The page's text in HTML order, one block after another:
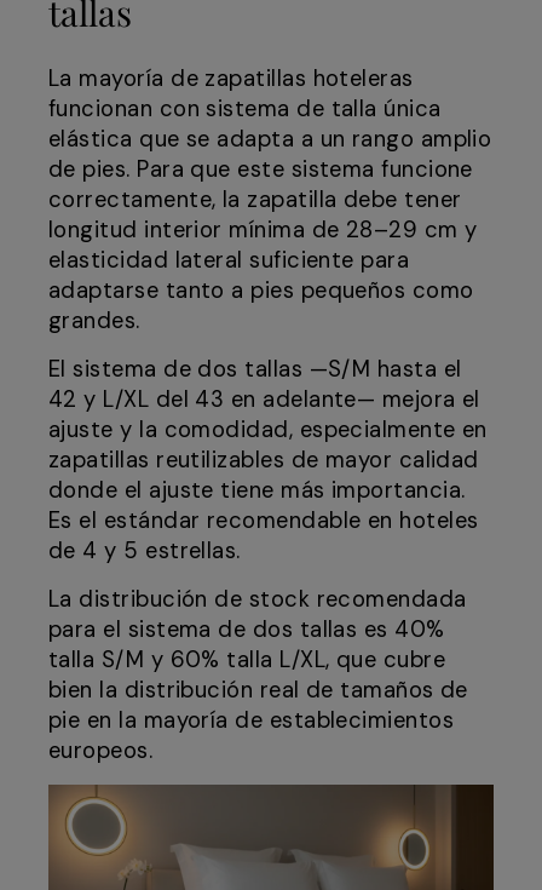
tallas
La mayoría de zapatillas hoteleras
funcionan con sistema de talla única
elástica que se adapta a un rango amplio
de pies. Para que este sistema funcione
correctamente, la zapatilla debe tener
longitud interior mínima de 28–29 cm y
elasticidad lateral suficiente para
adaptarse tanto a pies pequeños como
grandes.
El sistema de dos tallas —S/M hasta el
42 y L/XL del 43 en adelante— mejora el
ajuste y la comodidad, especialmente en
zapatillas reutilizables de mayor calidad
donde el ajuste tiene más importancia.
Es el estándar recomendable en hoteles
de 4 y 5 estrellas.
La distribución de stock recomendada
para el sistema de dos tallas es 40%
talla S/M y 60% talla L/XL, que cubre
bien la distribución real de tamaños de
pie en la mayoría de establecimientos
europeos.